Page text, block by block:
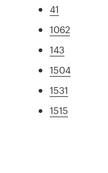
41
1062
143
1504
1531
1515